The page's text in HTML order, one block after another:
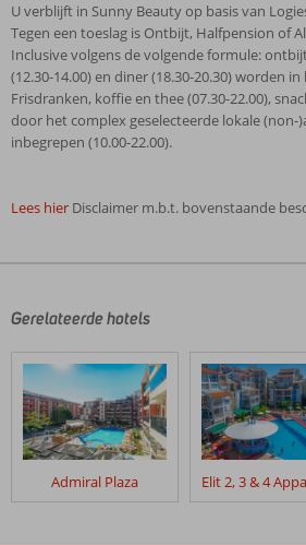
U verblijft in Sunny Beauty op basis van
Tegen een toeslag is Ontbijt, Halfpension of
Inclusive volgens de volgende formule:
(12.30-14.00) en diner (18.30-20.30) worden
Frisdranken, koffie en thee (07.30-22.00),
door het complex geselecteerde lokale (non-
inbegrepen (10.00-22.00).
Lees hier Disclaimer m.b.t. bovenstaande
door
klanten
geschreven
na
hun
verblijf
Sunny
Gerelateerde hotels
Admiral Plaza